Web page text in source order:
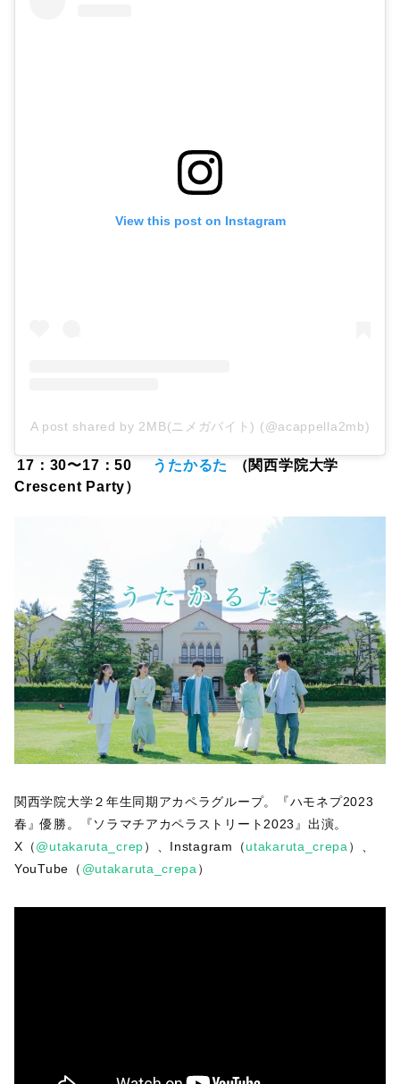
View this post on Instagram
A post shared by 2MB(ニメガバイト) (@acappella2mb)
17：30〜17：50 うたかるた
（関西学院大学
Crescent Party）
関西学院大学２年生同期アカペラグループ。『ハモネプ2023
春』優勝。『ソラマチアカペラストリート2023』出演。
X（@utakaruta_crep）、Instagram（utakaruta_crepa ）、
YouTube（ @utakaruta_crepa ）